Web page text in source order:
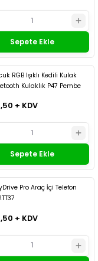
Sepete Ekle
RGB Işıklı Kedili Kulak
Kulaklık P47 Pembe
+ KDV
Sepete Ekle
Pro Araç İçi Telefon
+ KDV